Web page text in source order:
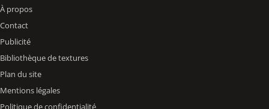
À propos
Contact
Publicité
Bibliothèque de textures
Plan du site
Mentions légales
Politique de confidentialité